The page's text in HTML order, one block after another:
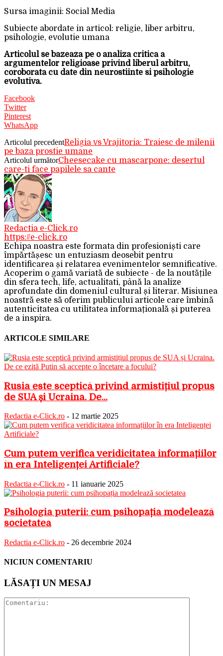
Sursa imaginii: Social Media
Subiecte abordate in articol: religie, liber arbitru,
psihologie, evolutie umana
Articolul se bazeaza pe o analiza critica a
argumentelor religioase privind liberul arbitru,
coroborata cu date din neurostiinte si psihologie
evolutiva.
Facebook
Twitter
Pinterest
WhatsApp
Articolul precedentReligia vs Vrajitoria: Traiesc de milenii
pe baza prostie umane
Articolul următorCheesecake cu mascarpone: desertul
care-ti face papilele sa cante
Redactia e-Click.ro
https://e-click.ro
Echipa noastra este formata din profesioniști care
împărtășesc un entuziasm deosebit pentru
identificarea și relatarea evenimentelor semnificative.
Acoperim o gamă variată de subiecte - de la noutățile
din sfera tech, life, actualitati, până la analize
aprofundate din domeniul cultural și literar. Misiunea
noastră este să oferim publicului articole care îmbină
autenticitatea cu utilitatea informațională și puterea
de a inspira.
ARTICOLE SIMILARE
Rusia este sceptică privind armistițiul propus
de SUA și Ucraina. De...
Redactia e-Click.ro - 12 martie 2025
Cum putem verifica veridicitatea informațiilor
în era Inteligenței Artificiale?
Redactia e-Click.ro - 11 ianuarie 2025
Psihologia puterii: cum psihopația modelează
societatea
Redactia e-Click.ro - 26 decembrie 2024
NICIUN COMENTARIU
LĂSAȚI UN MESAJ